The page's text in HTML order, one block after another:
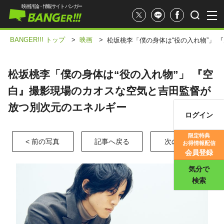
映画評価
映画評論・情報サイト バンガー
ログイン
限定特典
お得情報配信
会員登録
気分で
検索
BANGER!!! トップ > 映画 > 松坂桃李「僕の身体は“役の入れ物”」
松坂桃李「僕の身体は“役の入れ物”」 『空
白』撮影現場のカオスな空気と吉田監督が
放つ別次元のエネルギー
< 前の写真 記事へ戻る 次の写真 >